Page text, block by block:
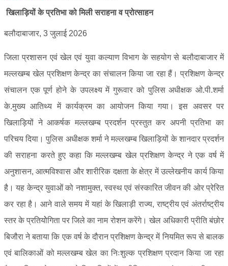
खिलाड़ियों के प्रतिभा को मिली सराहना व प्रोत्साहन
बलौदाबाजार, 3 जुलाई 2026
जिला प्रशासन एवं खेल एवं युवा कल्याण विभाग के सहयोग से बलौदाबाजार में
मल्लखम्ब खेल प्रशिक्षण केन्द्र का संचालन किया जा रहा हैं। प्रशिक्षण केन्द्र
संचालन एक पूर्ण होने के उपलक्ष्य में गुरूवार को पुलिस अधीक्षक ओ.पी.शर्मा
के.मुख्य आतिथ्य में कार्यक्रम का आयोजन किया गया। इस अवसर पर
खिलाड़ियों ने आकर्षक मल्लखम्ब प्रदर्शन प्रस्तुत कर अपनी प्रतिभा का
परिचय दिया। पुलिस अधीक्षक शर्मा ने मल्लखम्ब खिलाड़ियों के शानदार प्रदर्शन
की सराहना करते हुए कहा कि मल्लखम्ब खेल प्रशिक्षण केन्द्र ने एक वर्ष में
अनुशासन, आत्मविश्वास और शारीरिक दक्षता के क्षेत्र में उल्लेखनीय कार्य किया
है। यह केन्द्र युवाओं को नशामुक्त, स्वस्थ एवं संस्कारित जीवन की ओर प्रेरित
कर रहा है। आने वाले समय में यहां के खिलाड़ी राज्य, राष्ट्रीय एवं अंतर्राष्ट्रीय
स्तर के प्रतियोेगिता पर जिले का नाम रोशन करेंगे। खेल अधिकारी प्रीति बंछोर
बिजौरा ने बताया कि एक वर्ष के दौरान प्रशिक्षण केन्द्र में नियमित रूप से बालक
एवं बालिकाओं को मल्लखम्ब खेल का निःशुल्क प्रशिक्षण प्रदान किया जा रहा